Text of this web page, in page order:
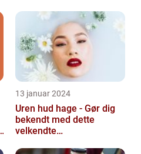
13 januar 2024
Uren hud hage - Gør dig
bekendt med dette
velkendte